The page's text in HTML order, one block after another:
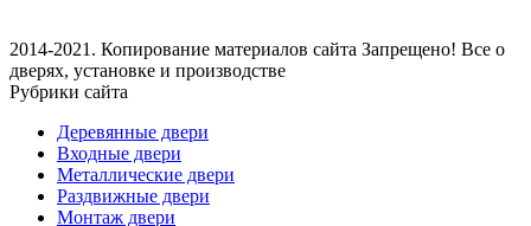
2014-2021. Копирование материалов сайта Запрещено! Все о
дверях, установке и производстве
Рубрики сайта
Деревянные двери
Входные двери
Металлические двери
Раздвижные двери
Монтаж двери